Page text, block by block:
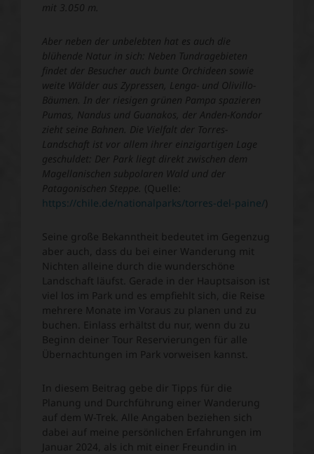
mit 3.050 m.
Aber neben der unbelebten hat es auch die
blühende Natur in sich: Neben Tundragebieten
findet der Besucher auch bunte Orchideen sowie
weite Wälder aus Zypressen, Lenga- und Olivillo-
Bäumen. In der riesigen grünen Pampa spazieren
Pumas, Nandus und Guanakos, der Anden-Kondor
zieht seine Bahnen. Die Vielfalt der Torres-
Landschaft ist vor allem ihrer einzigartigen Lage
geschuldet: Der Park liegt direkt zwischen dem
Magellanischen subpolaren Wald und der
Patagonischen Steppe. (Quelle:
https://chile.de/nationalparks/torres-del-paine/)
Seine große Bekanntheit bedeutet im Gegenzug
aber auch, dass du bei einer Wanderung mit
Nichten alleine durch die wunderschöne
Landschaft läufst. Gerade in der Hauptsaison ist
viel los im Park und es empfiehlt sich, die Reise
mehrere Monate im Voraus zu planen und zu
buchen. Einlass erhältst du nur, wenn du zu
Beginn deiner Tour Reservierungen für alle
Übernachtungen im Park vorweisen kannst.
In diesem Beitrag gebe dir Tipps für die
Planung und Durchführung einer Wanderung
auf dem W-Trek. Alle Angaben beziehen sich
dabei auf meine persönlichen Erfahrungen im
Januar 2024, als ich mit einer Freundin in